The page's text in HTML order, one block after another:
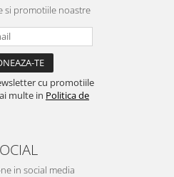
si promotiile noastre
cu promotiile
multe in Politica de
in social media